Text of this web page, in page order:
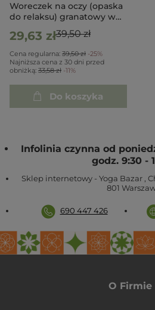
Woreczek na oczy (opaska
do relaksu) granatowy w
29,63 zł39,50 zł
Cena regularna: 39,50 zł -25%
Najniższa cena z 30 dni przed
obniżką: 33,58 zł -11%
Do koszyka
Infolinia czynna od
godz. 9:30 -
Sklep internetowy - Yoga Bazar ,
801
690 447 426
O Firmie